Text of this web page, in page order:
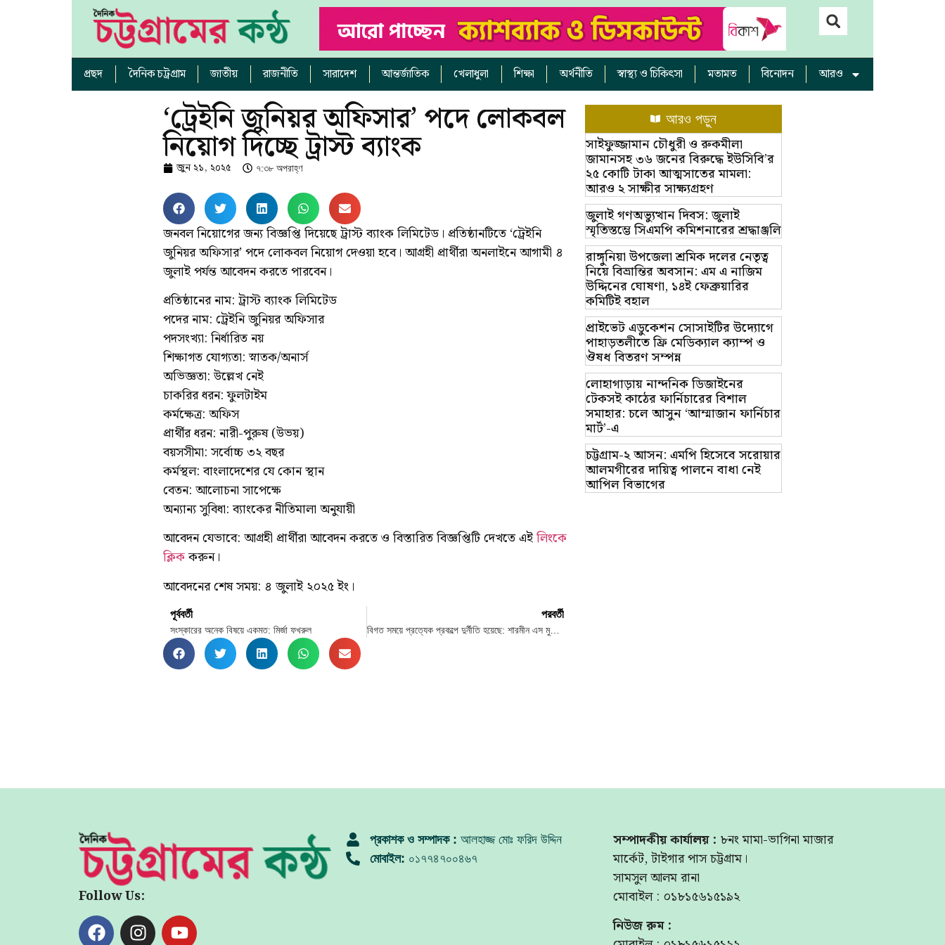
প্রছদ দৈনিক চট্রগ্রাম জাতীয় রাজনীতি সারাদেশ আন্তর্জাতিক খেলাধুলা শিক্ষা অর্থনীতি স্বাস্থ্য ও চিকিৎসা মতামত বিনোদন আরও
‘ট্রেইনি জুনিয়র অফিসার’ পদে লোকবল
নিয়োগ দিচ্ছে ট্রাস্ট ব্যাংক
জুন ২১, ২০২৫ ৭:৩৮ অপরাহ্ণ
জনবল নিয়োগের জন্য বিজ্ঞপ্তি দিয়েছে ট্রাস্ট ব্যাংক লিমিটেড। প্রতিষ্ঠানটিতে ‘ট্রেইনি
জুনিয়র অফিসার’ পদে লোকবল নিয়োগ দেওয়া হবে। আগ্রহী প্রার্থীরা অনলাইনে আগামী ৪
জুলাই পর্যন্ত আবেদন করতে পারবেন।
প্রতিষ্ঠানের নাম: ট্রাস্ট ব্যাংক লিমিটেড
পদের নাম: ট্রেইনি জুনিয়র অফিসার
পদসংখ্যা: নির্ধারিত নয়
শিক্ষাগত যোগ্যতা: স্নাতক/অনার্স
অভিজ্ঞতা: উল্লেখ নেই
চাকরির ধরন: ফুলটাইম
কর্মক্ষেত্র: অফিস
প্রার্থীর ধরন: নারী-পুরুষ (উভয়)
বয়সসীমা: সর্বোচ্চ ৩২ বছর
কর্মস্থল: বাংলাদেশের যে কোন স্থান
বেতন: আলোচনা সাপেক্ষে
অন্যান্য সুবিধা: ব্যাংকের নীতিমালা অনুযায়ী
আবেদন যেভাবে: আগ্রহী প্রার্থীরা আবেদন করতে ও বিস্তারিত বিজ্ঞপ্তিটি দেখতে এইলিংকে
ক্লিককরুন।
আবেদনের শেষ সময়: ৪ জুলাই ২০২৫ ইং।
পূর্ববর্তী
সংস্কারের অনেক বিষয়ে একমত: মির্জা ফখরুল
পরবর্তী
বিগত সময়ে প্রত্যেক প্রকল্পে দুর্নীতি হয়েছে: শারমীন এস মুরশিদ
আরও পড়ুন
সাইফুজ্জামান চৌধুরী ও রুকমীলা
জামানসহ ৩৬ জনের বিরুদ্ধে ইউসিবি’র
২৫ কোটি টাকা আত্মসাতের মামলা:
আরও ২ সাক্ষীর সাক্ষ্যগ্রহণ
জুলাই গণঅভ্যুত্থান দিবস: জুলাই
স্মৃতিস্তম্ভে সিএমপি কমিশনারের শ্রদ্ধাঞ্জলি
রাঙ্গুনিয়া উপজেলা শ্রমিক দলের নেতৃত্ব
নিয়ে বিভ্রান্তির অবসান: এম এ নাজিম
উদ্দিনের ঘোষণা, ১৪ই ফেব্রুয়ারির
কমিটিই বহাল
প্রাইভেট এডুকেশন সোসাইটির উদ্যোগে
পাহাড়তলীতে ফ্রি মেডিক্যাল ক্যাম্প ও
ঔষধ বিতরণ সম্পন্ন
লোহাগাড়ায় নান্দনিক ডিজাইনের
টেকসই কাঠের ফার্নিচারের বিশাল
সমাহার: চলে আসুন ‘আম্মাজান ফার্নিচার
মার্ট’-এ
চট্টগ্রাম-২ আসন: এমপি হিসেবে সরোয়ার
আলমগীরের দায়িত্ব পালনে বাধা নেই
আপিল বিভাগের
Follow Us:
প্রকাশক ও সম্পাদক : আলহাজ্জ মোঃ ফরিদ উদ্দিন
মোবাইল: ০১৭৭৪৭০০৪৬৭
সম্পাদকীয় কার্যালয় : ৮নং মামা-ভাগিনা মাজার
মার্কেট, টাইগার পাস চট্টগ্রাম।
সামসুল আলম রানা
মোবাইল : ০১৮১৫৬১৫১৯২
নিউজ রুম :